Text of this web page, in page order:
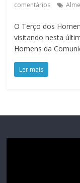
comentários
O Terço dos
visitando nesta
Homens da
Ler mais